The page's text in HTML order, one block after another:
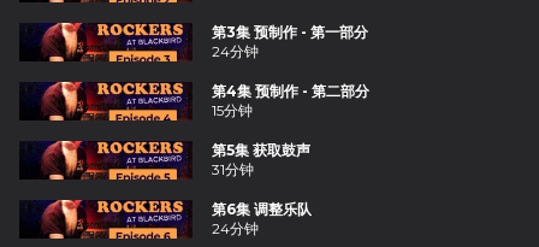
第3集 预制作 - 第一部分
24分钟
第4集 预制作 - 第二部分
15分钟
第5集 获取鼓声
31分钟
第6集 调整乐队
24分钟